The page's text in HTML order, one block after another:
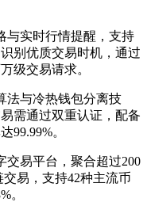
与实时行情提醒，支持
别优质交易时机，通过
级交易请求。
法与冷热钱包分离技
需通过双重认证，配备
99.99%。
交易平台，聚合超过200
易，支持42种主流币
。